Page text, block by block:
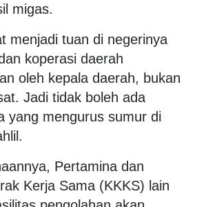
migas.
menjadi tuan di negerinya
koperasi daerah
oleh kepala daerah, bukan
Jadi tidak boleh ada
yang mengurus sumur di
Pertamina dan
Kerja Sama (KKKS) lain